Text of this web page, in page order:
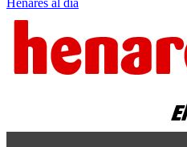
Henares al día